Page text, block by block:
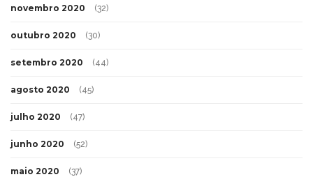
novembro 2020 (32)
outubro 2020 (30)
setembro 2020 (44)
agosto 2020 (45)
julho 2020 (47)
junho 2020 (52)
maio 2020 (37)